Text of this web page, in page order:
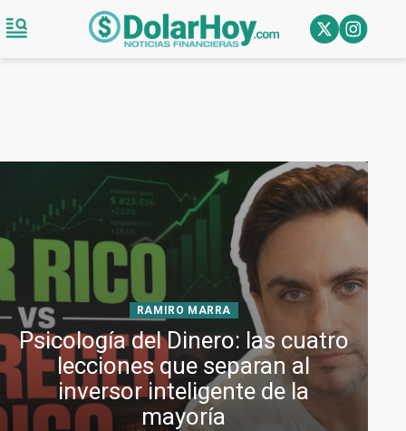
RAMIRO MARRA
Psicología del Dinero: las cuatro
lecciones que separan al
inversor inteligente de la
mayoría